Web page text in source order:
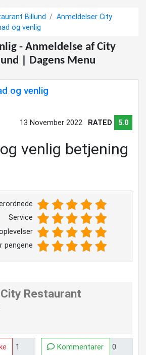
Billund
Anmeldelser City
og venlig
- Anmeldelse af City
| Dagens Menu
og venlig
13 November 2022 RATED 5.0
venlig betjening
Service
pengene
Restaurant
Kommentarer